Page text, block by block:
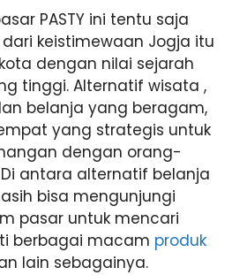
PASTY ini tentu saja
keistimewaan Jogja itu
dengan nilai sejarah
tinggi. Alternatif wisata ,
belanja yang beragam,
yang strategis untuk
dengan orang-
antara alternatif belanja
bisa mengunjungi
pasar untuk mencari
berbagai macam produk
lain sebagainya.